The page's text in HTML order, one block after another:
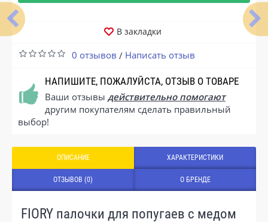
В закладки
0 отзывов / Написать отзыв
НАПИШИТЕ, ПОЖАЛУЙСТА, ОТЗЫВ О ТОВАРЕ
Ваши отзывы действительно помогают
другим покупателям сделать правильный
выбор!
ОПИСАНИЕ ХАРАКТЕРИСТИКИ
ОТЗЫВОВ (0) О БРЕНДЕ
FIORY палочки для попугаев с медом